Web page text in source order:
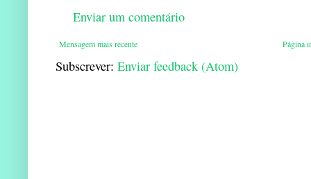
Enviar um comentário
Mensagem mais recente Página
Subscrever: Enviar feedback (Atom)